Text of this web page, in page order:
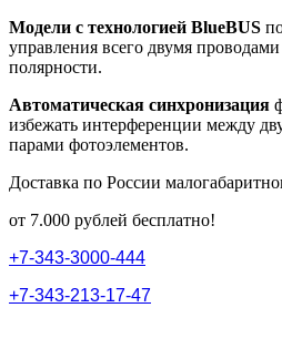
Модели с технологией BlueBUS
управления всего двумя
полярности.
Автоматическая синхронизация
избежать интерференции между
парами фотоэлементов.
Доставка по России
от 7.000 рублей бесплатно!
+7-343-3000-444
+7-343-213-17-47